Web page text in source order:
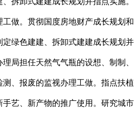
做。贯彻国度房地财产成长规划和
绿色建建、拆卸式建建成长规划并
局担任天然气气瓶的设想、制制、
、报废的监视办理工做。指点扶植
艺、新产物的推广使用。研究城市